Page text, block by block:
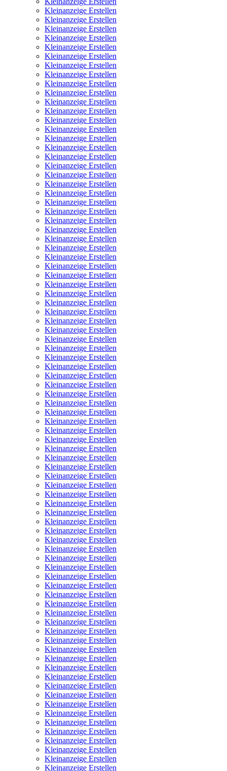
Kleinanzeige Erstellen
Kleinanzeige Erstellen
Kleinanzeige Erstellen
Kleinanzeige Erstellen
Kleinanzeige Erstellen
Kleinanzeige Erstellen
Kleinanzeige Erstellen
Kleinanzeige Erstellen
Kleinanzeige Erstellen
Kleinanzeige Erstellen
Kleinanzeige Erstellen
Kleinanzeige Erstellen
Kleinanzeige Erstellen
Kleinanzeige Erstellen
Kleinanzeige Erstellen
Kleinanzeige Erstellen
Kleinanzeige Erstellen
Kleinanzeige Erstellen
Kleinanzeige Erstellen
Kleinanzeige Erstellen
Kleinanzeige Erstellen
Kleinanzeige Erstellen
Kleinanzeige Erstellen
Kleinanzeige Erstellen
Kleinanzeige Erstellen
Kleinanzeige Erstellen
Kleinanzeige Erstellen
Kleinanzeige Erstellen
Kleinanzeige Erstellen
Kleinanzeige Erstellen
Kleinanzeige Erstellen
Kleinanzeige Erstellen
Kleinanzeige Erstellen
Kleinanzeige Erstellen
Kleinanzeige Erstellen
Kleinanzeige Erstellen
Kleinanzeige Erstellen
Kleinanzeige Erstellen
Kleinanzeige Erstellen
Kleinanzeige Erstellen
Kleinanzeige Erstellen
Kleinanzeige Erstellen
Kleinanzeige Erstellen
Kleinanzeige Erstellen
Kleinanzeige Erstellen
Kleinanzeige Erstellen
Kleinanzeige Erstellen
Kleinanzeige Erstellen
Kleinanzeige Erstellen
Kleinanzeige Erstellen
Kleinanzeige Erstellen
Kleinanzeige Erstellen
Kleinanzeige Erstellen
Kleinanzeige Erstellen
Kleinanzeige Erstellen
Kleinanzeige Erstellen
Kleinanzeige Erstellen
Kleinanzeige Erstellen
Kleinanzeige Erstellen
Kleinanzeige Erstellen
Kleinanzeige Erstellen
Kleinanzeige Erstellen
Kleinanzeige Erstellen
Kleinanzeige Erstellen
Kleinanzeige Erstellen
Kleinanzeige Erstellen
Kleinanzeige Erstellen
Kleinanzeige Erstellen
Kleinanzeige Erstellen
Kleinanzeige Erstellen
Kleinanzeige Erstellen
Kleinanzeige Erstellen
Kleinanzeige Erstellen
Kleinanzeige Erstellen
Kleinanzeige Erstellen
Kleinanzeige Erstellen
Kleinanzeige Erstellen
Kleinanzeige Erstellen
Kleinanzeige Erstellen
Kleinanzeige Erstellen
Kleinanzeige Erstellen
Kleinanzeige Erstellen
Kleinanzeige Erstellen
Kleinanzeige Erstellen